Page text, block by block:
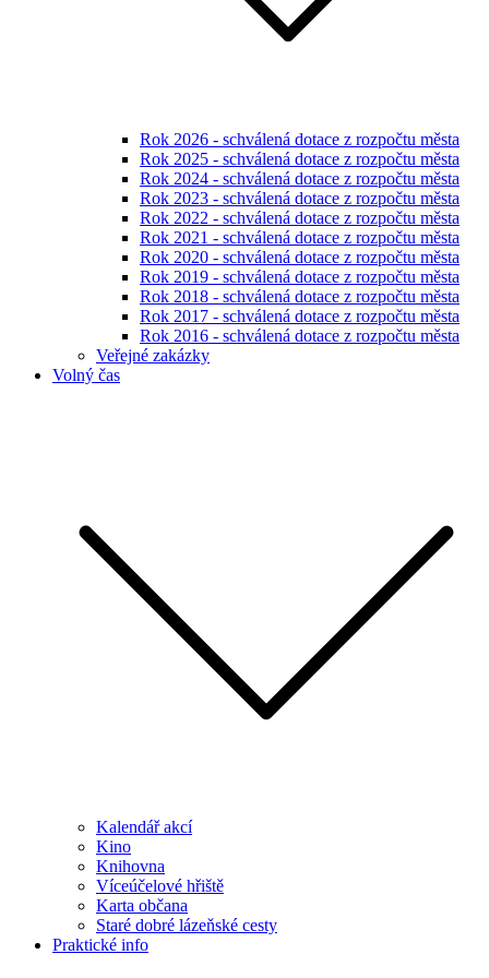
Rok 2026 - schválená dotace z rozpočtu města
Rok 2025 - schválená dotace z rozpočtu města
Rok 2024 - schválená dotace z rozpočtu města
Rok 2023 - schválená dotace z rozpočtu města
Rok 2022 - schválená dotace z rozpočtu města
Rok 2021 - schválená dotace z rozpočtu města
Rok 2020 - schválená dotace z rozpočtu města
Rok 2019 - schválená dotace z rozpočtu města
Rok 2018 - schválená dotace z rozpočtu města
Rok 2017 - schválená dotace z rozpočtu města
Rok 2016 - schválená dotace z rozpočtu města
Veřejné zakázky
Volný čas
Kalendář akcí
Kino
Knihovna
Víceúčelové hřiště
Karta občana
Staré dobré lázeňské cesty
Praktické info